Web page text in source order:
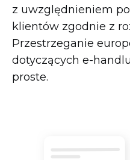
z uwzględnieniem
klientów zgodnie z
Przestrzeganie
dotyczących e-handlu
proste.